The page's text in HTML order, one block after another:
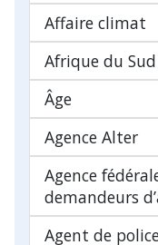
Affaire climat
Afrique du Sud
Âge
Agence Alter
Agence
demandeurs
Agent de